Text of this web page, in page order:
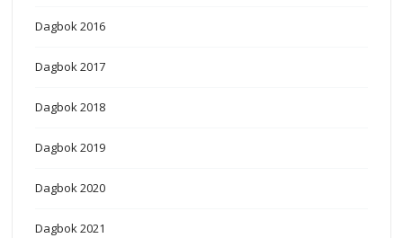
Dagbok 2016
Dagbok 2017
Dagbok 2018
Dagbok 2019
Dagbok 2020
Dagbok 2021